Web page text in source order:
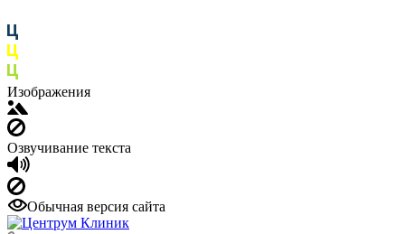
Изображения
Озвучивание текста
Обычная версия сайта